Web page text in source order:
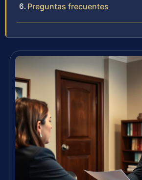
Preguntas frecuentes